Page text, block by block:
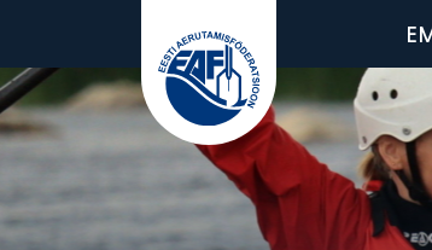
Eesti Aerutamisföderatsioon